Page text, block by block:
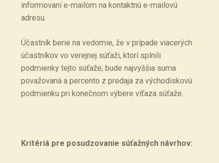
informovaní e-mailom na kontaktnú e-mailovú
adresu.
Účastník berie na vedomie, že v prípade viacerých
účastníkov vo verejnej súťaži, ktorí splnili
podmienky tejto súťaže, bude najvyššia suma
považovaná a percento z predaja za východiskovú
podmienku pri konečnom výbere víťaza súťaže.
Kritériá pre posudzovanie súťažných návrhov: